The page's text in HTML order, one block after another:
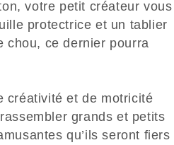
votre petit créateur vous
protectrice et un tablier
chou, ce dernier pourra
créativité et de motricité
grands et petits
qu’ils seront fiers